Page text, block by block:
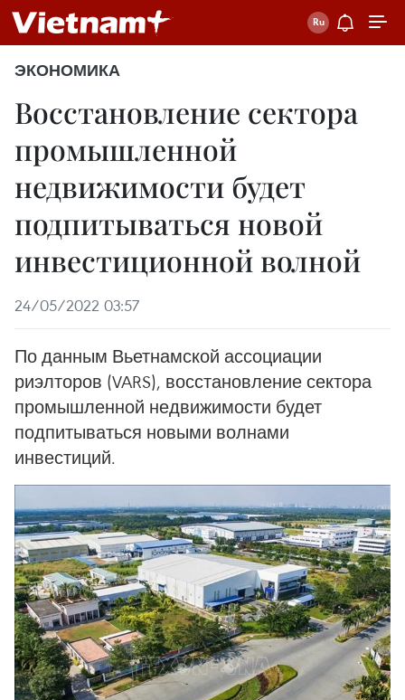
ЭКОНОМИКА
Восстановление сектора
промышленной
недвижимости будет
подпитываться новой
инвестиционной волной
24/05/2022 03:57
По данным Вьетнамской ассоциации
риэлторов (VARS), восстановление сектора
промышленной недвижимости будет
подпитываться новыми волнами
инвестиций.